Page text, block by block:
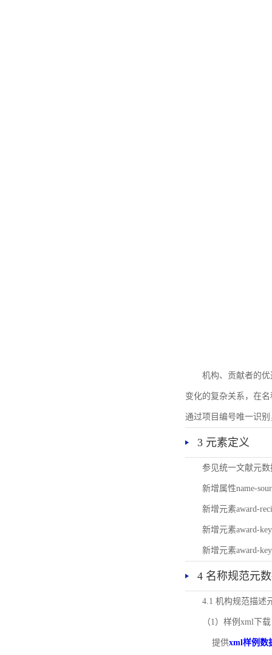
机构、贡献者的
变化的复杂关系，在
通过项目编号唯一识
3 元素定义
参见统一文献元
新增属性name-
新增元素award-
新增元素award-
新增元素award-
4 名称规范元
4.1 机构规范描述
（1）样例xml下载
提供xml样例数